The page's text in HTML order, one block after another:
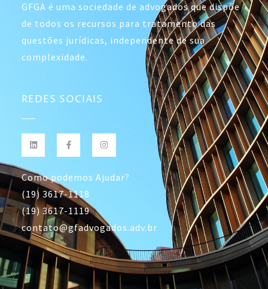
GFGA é uma sociedade de advogados que dispõe
de todos os recursos para tratamento das
questões jurídicas, independente de sua
complexidade.
REDES SOCIAIS
Como podemos Ajudar?
(19) 3617-1118
(19) 3617-1119
contato@gfadvogados.adv.br